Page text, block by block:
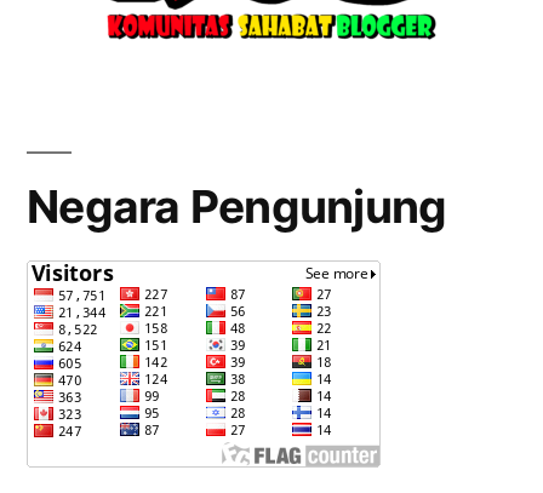
Negara Pengunjung